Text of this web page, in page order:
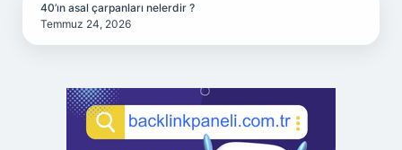
40’ın asal çarpanları nelerdir ?
Temmuz 24, 2026